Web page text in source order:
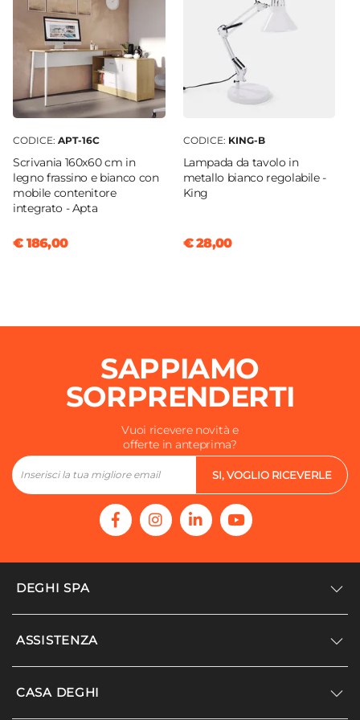
CODICE: APT-16C
Scrivania 160x60 cm in
legno frassino e bianco con
mobile contenitore
integrato - Apta
€ 186,00
CODICE: KING-B
Lampada da tavolo in
metallo bianco regolabile -
King
€ 28,00
SAPPIAMO
SORPRENDERTI
Vuoi ricevere novità e
offerte in anteprima?
SI, VOGLIO RICEVERLE
DEGHI SPA
Accedi/Registrati
ASSISTENZA
Supporto
CASA DEGHI